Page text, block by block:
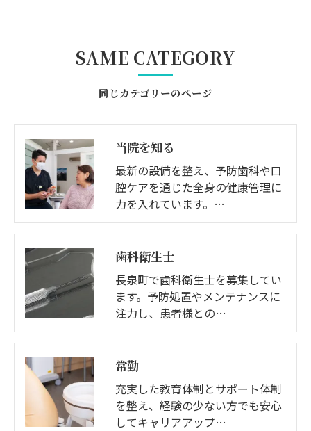
同じカテゴリーのページ
SAME CATEGORY
当院を知る
最新の設備を整え、予防歯科や口
腔ケアを通じた全身の健康管理に
力を入れています。…
歯科衛生士
長泉町で歯科衛生士を募集してい
ます。予防処置やメンテナンスに
注力し、患者様との…
常勤
充実した教育体制とサポート体制
を整え、経験の少ない方でも安心
してキャリアアップ…